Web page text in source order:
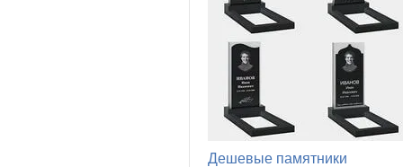
Дешевые памятники